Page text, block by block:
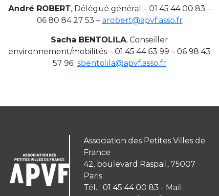
André ROBERT, Délégué général – 01 45 44 00 83 –
06 80 84 27 53 – arobert@apvf.asso.fr
Sacha BENTOLILA, Conseiller
environnement/mobilités – 01 45 44 63 99 – 06 98 43
57 96 sbentolila@apvf.asso.fr
Association des Petites Villes de
France
42, boulevard Raspail, 75007
Paris
Tél. : 01 45 44 00 83 - Mail: